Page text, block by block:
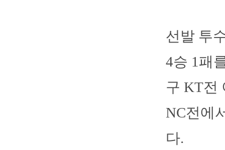
선발 투
4승 1패
구 KT전
NC전에
다.